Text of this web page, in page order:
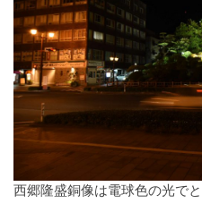
西郷隆盛銅像は電球色の光で